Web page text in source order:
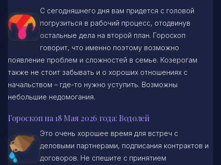
С сегодняшнего дня вам придется с головой
погрузиться в рабочий процесс, отодвинув
остальные дела на второй план. Гороскоп
говорит, что именно поэтому возможно
появление проблем и сложностей в семье. Козерогам
также не стоит забывать и о хороших отношениях с
начальством – где-то нужно уступить. Возможны
небольшие недомогания.
Гороскоп на 18 Мая 2026 года: Водолей
Это очень хорошее время для встреч с
деловыми партнерами, подписания контрактов и
договоров. Не спешите с принятием